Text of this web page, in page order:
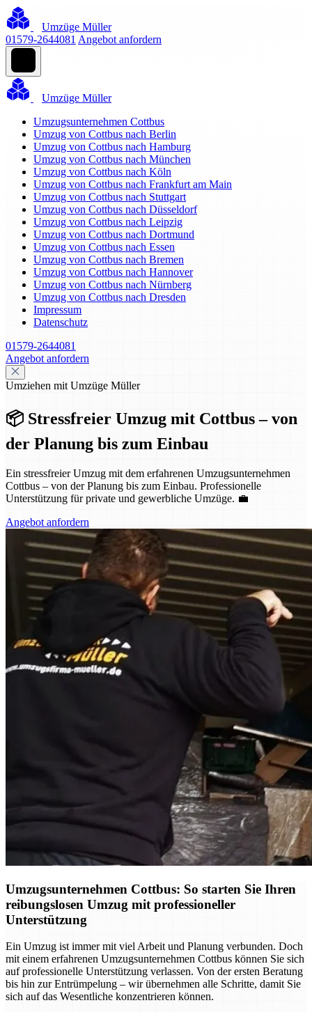
Umzüge Müller
01579-2644081 Angebot anfordern
Umzüge Müller
Umzugsunternehmen Cottbus
Umzug von Cottbus nach Berlin
Umzug von Cottbus nach Hamburg
Umzug von Cottbus nach München
Umzug von Cottbus nach Köln
Umzug von Cottbus nach Frankfurt am Main
Umzug von Cottbus nach Stuttgart
Umzug von Cottbus nach Düsseldorf
Umzug von Cottbus nach Leipzig
Umzug von Cottbus nach Dortmund
Umzug von Cottbus nach Essen
Umzug von Cottbus nach Bremen
Umzug von Cottbus nach Hannover
Umzug von Cottbus nach Nürnberg
Umzug von Cottbus nach Dresden
Impressum
Datenschutz
01579-2644081
Angebot anfordern
Umziehen mit Umzüge Müller
📦 Stressfreier Umzug mit Cottbus – von
der Planung bis zum Einbau
Ein stressfreier Umzug mit dem erfahrenen Umzugsunternehmen
Cottbus – von der Planung bis zum Einbau. Professionelle
Unterstützung für private und gewerbliche Umzüge. 💼
Angebot anfordern
Umzugsunternehmen Cottbus: So starten Sie Ihren
reibungslosen Umzug mit professioneller
Unterstützung
Ein Umzug ist immer mit viel Arbeit und Planung verbunden. Doch
mit einem erfahrenen Umzugsunternehmen Cottbus können Sie sich
auf professionelle Unterstützung verlassen. Von der ersten Beratung
bis hin zur Entrümpelung – wir übernehmen alle Schritte, damit Sie
sich auf das Wesentliche konzentrieren können.